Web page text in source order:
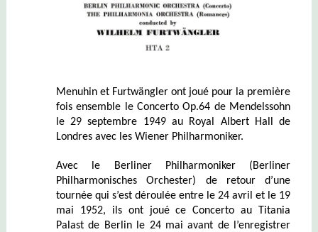
Menuhin et Furtwängler ont joué pour la première
fois ensemble le Concerto Op.64 de Mendelssohn
le 29 septembre 1949 au Royal Albert Hall de
Londres avec les Wiener Philharmoniker.
Avec le Berliner Philharmoniker (Berliner
Philharmonisches Orchester) de retour d’une
tournée qui s’est déroulée entre le 24 avril et le 19
mai 1952, ils ont joué ce Concerto au Titania
Palast de Berlin le 24 mai avant de l’enregistrer